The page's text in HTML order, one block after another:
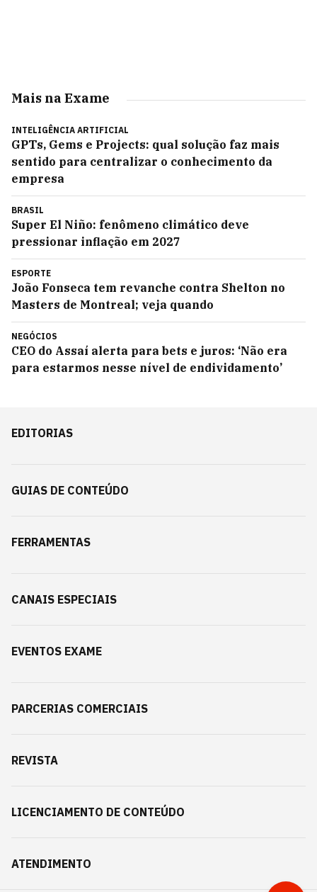
Mais na Exame
INTELIGÊNCIA ARTIFICIAL
GPTs, Gems e Projects: qual solução faz mais
sentido para centralizar o conhecimento da
empresa
BRASIL
Super El Niño: fenômeno climático deve
pressionar inflação em 2027
ESPORTE
João Fonseca tem revanche contra Shelton no
Masters de Montreal; veja quando
NEGÓCIOS
CEO do Assaí alerta para bets e juros: ‘Não era
para estarmos nesse nível de endividamento’
EDITORIAS
GUIAS DE CONTEÚDO
FERRAMENTAS
CANAIS ESPECIAIS
EVENTOS EXAME
PARCERIAS COMERCIAIS
REVISTA
LICENCIAMENTO DE CONTEÚDO
ATENDIMENTO